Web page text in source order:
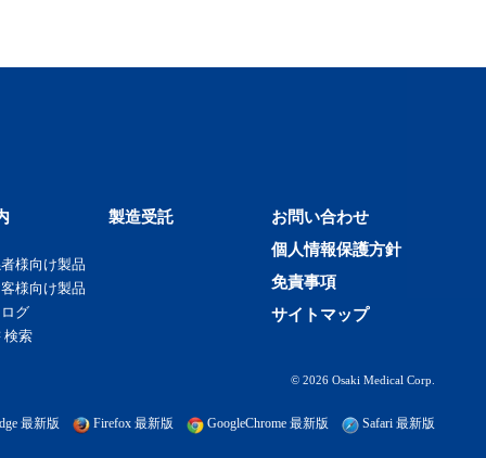
様向け製品
様向け製品
グ
検索
製造受託
お問い合わせ
個人情報保護方針
免責事項
サイトマップ
© 2026 Osaki Medical Corp.
最新版 Firefox 最新版 GoogleChrome 最新版 Safari 最新版